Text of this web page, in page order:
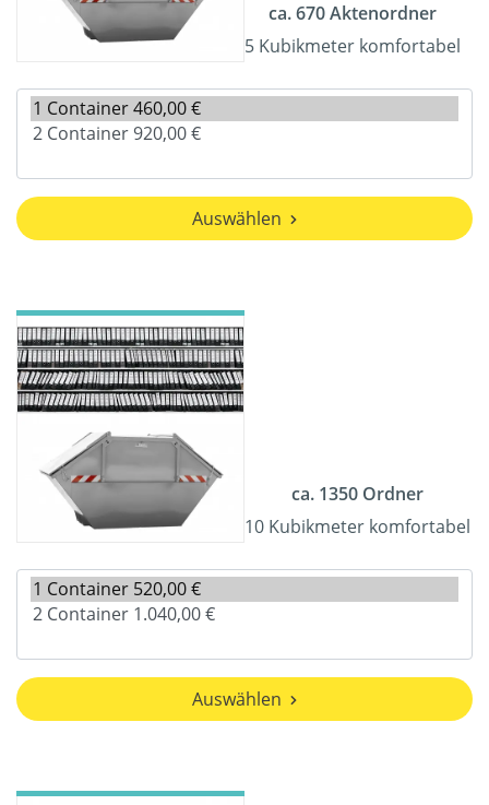
ca. 670 Aktenordner
5 Kubikmeter komfortabel
Auswählen
ca. 1350 Ordner
10 Kubikmeter komfortabel
Auswählen